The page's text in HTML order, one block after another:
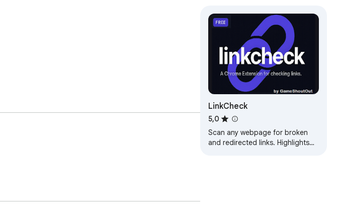
LinkCheck
5,0
Scan any webpage for broken
and redirected links. Highlights